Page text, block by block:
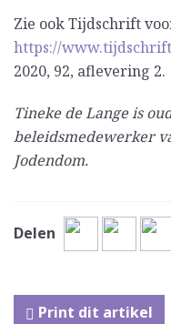
Zie ook Tijdschrift
https://
2020, 92, aflevering 2.
Tineke de Lange is
beleidsmedewerker
Jodendom.
Delen
Print dit artikel